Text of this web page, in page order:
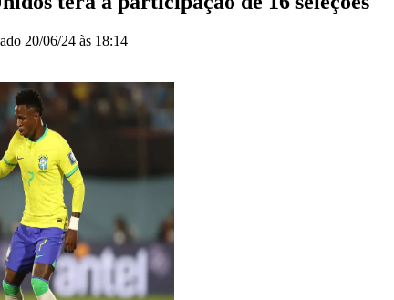
20/06/24 às 18:14